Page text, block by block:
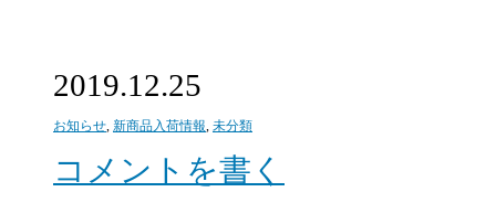
2019.12.25
お知らせ, 新商品入荷情報, 未分類
コメントを書く